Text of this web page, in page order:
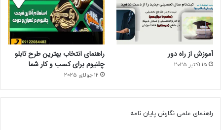
آموزش از راه دور
15 اکتبر 2025
راهنمای انتخاب بهترین طرح تابلو
چلنیوم برای کسب و کار شما
12 جولای 2025
راهنمای علمی نگارش پایان نامه